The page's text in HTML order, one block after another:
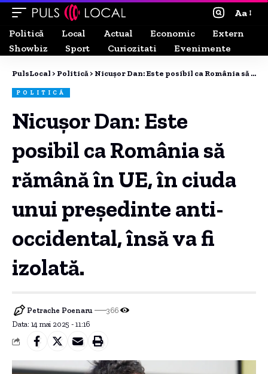
Aa
Politică
Local Actual Economic
Extern
Showbiz
Sport Curiozitati Evenimente
PulsLocal > Politică > Nicușor Dan: Este posibil ca România să rămână în UE, în ciuda unui președinte anti-occidental, însă va fi izolată.
POLITICĂ
Nicușor Dan: Este
posibil ca România să
rămână în UE, în ciuda
unui președinte anti-
occidental, însă va fi
izolată.
Data: 14 mai 2025 - 11:16
Petrache Poenaru 366